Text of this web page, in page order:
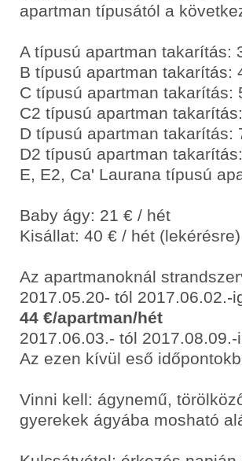
apartman típusától a
A típusú apartman takarítás:
B típusú apartman takarítás:
C típusú apartman takarítás:
C2 típusú apartman
D típusú apartman takarítás:
D2 típusú apartman
E, E2, Ca' Laurana típusú
Baby ágy: 21 € / hét
Kisállat: 40 € / hét (lekérésre)
Az apartmanoknál
2017.05.20- tól 2017.06.02.-
44 €/apartman/hét
2017.06.03.- tól 2017.08.09.-
Az ezen kívül eső
Vinni kell: ágynemű,
gyerekek ágyába mosható